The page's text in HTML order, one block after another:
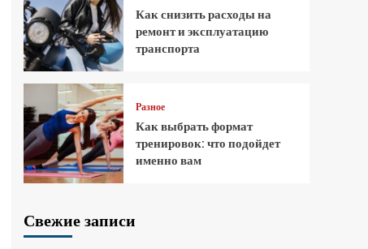
Как снизить расходы на
ремонт и эксплуатацию
транспорта
Разное
Как выбрать формат
тренировок: что подойдет
именно вам
Свежие записи